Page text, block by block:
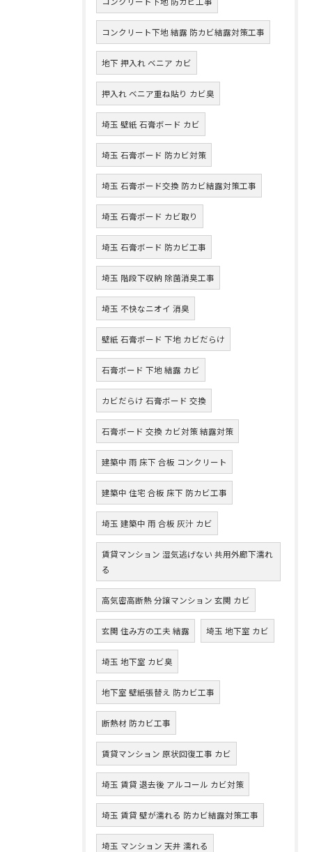
コンクリート下地 結露 防カビ結露対策工事
地下 押入れ ベニア カビ
押入れ ベニア重ね貼り カビ臭
埼玉 壁紙 石膏ボード カビ
埼玉 石膏ボード 防カビ対策
埼玉 石膏ボード交換 防カビ結露対策工事
埼玉 石膏ボード カビ取り
埼玉 石膏ボード 防カビ工事
埼玉 階段下収納 除菌消臭工事
埼玉 不快なニオイ 消臭
壁紙 石膏ボード 下地 カビだらけ
石膏ボード 下地 結露 カビ
カビだらけ 石膏ボード 交換
石膏ボード 交換 カビ対策 結露対策
建築中 雨 床下 合板 コンクリート
建築中 住宅 合板 床下 防カビ工事
埼玉 建築中 雨 合板 灰汁 カビ
賃貸マンション 湿気逃げない 共用外廊下濡れ
る
高気密高断熱 分譲マンション 玄関 カビ
玄関 住み方の工夫 結露 埼玉 地下室 カビ
埼玉 地下室 カビ臭
地下室 壁紙張替え 防カビ工事
断熱材 防カビ工事
賃貸マンション 原状回復工事 カビ
埼玉 賃貸 退去後 アルコール カビ対策
埼玉 賃貸 壁が濡れる 防カビ結露対策工事
埼玉 マンション 天井 濡れる